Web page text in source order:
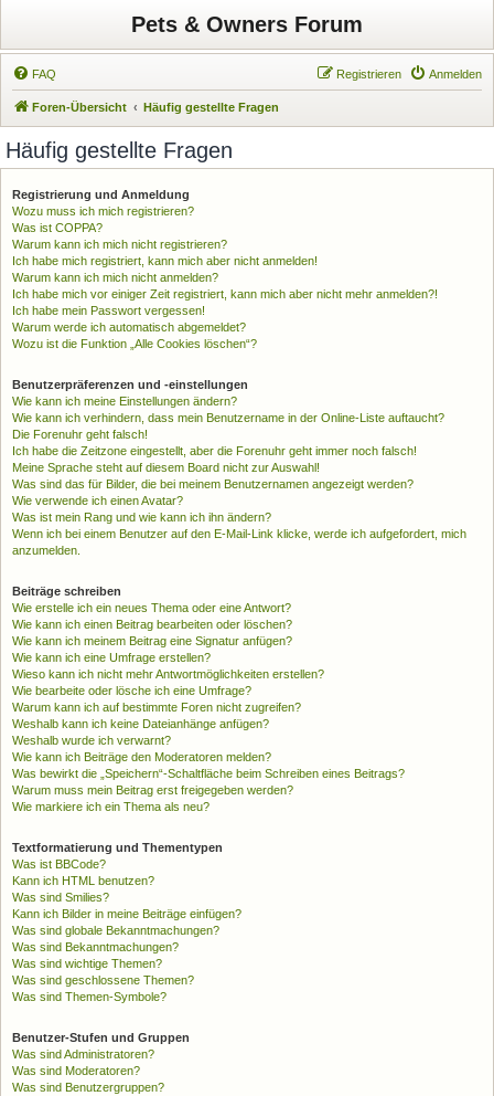
Pets & Owners Forum
FAQ Anmelden
Registrieren
Foren-Übersicht Häufig gestellte Fragen
Häufig gestellte Fragen
Registrierung und Anmeldung
Wozu muss ich mich registrieren?
Was ist COPPA?
Warum kann ich mich nicht registrieren?
Ich habe mich registriert, kann mich aber nicht anmelden!
Warum kann ich mich nicht anmelden?
Ich habe mich vor einiger Zeit registriert, kann mich aber nicht mehr anmelden?!
Ich habe mein Passwort vergessen!
Warum werde ich automatisch abgemeldet?
Wozu ist die Funktion „Alle Cookies löschen“?
Benutzerpräferenzen und -einstellungen
Wie kann ich meine Einstellungen ändern?
Wie kann ich verhindern, dass mein Benutzername in der Online-Liste auftaucht?
Die Forenuhr geht falsch!
Ich habe die Zeitzone eingestellt, aber die Forenuhr geht immer noch falsch!
Meine Sprache steht auf diesem Board nicht zur Auswahl!
Was sind das für Bilder, die bei meinem Benutzernamen angezeigt werden?
Wie verwende ich einen Avatar?
Was ist mein Rang und wie kann ich ihn ändern?
Wenn ich bei einem Benutzer auf den E-Mail-Link klicke, werde ich aufgefordert, mich
anzumelden.
Beiträge schreiben
Wie erstelle ich ein neues Thema oder eine Antwort?
Wie kann ich einen Beitrag bearbeiten oder löschen?
Wie kann ich meinem Beitrag eine Signatur anfügen?
Wie kann ich eine Umfrage erstellen?
Wieso kann ich nicht mehr Antwortmöglichkeiten erstellen?
Wie bearbeite oder lösche ich eine Umfrage?
Warum kann ich auf bestimmte Foren nicht zugreifen?
Weshalb kann ich keine Dateianhänge anfügen?
Weshalb wurde ich verwarnt?
Wie kann ich Beiträge den Moderatoren melden?
Was bewirkt die „Speichern“-Schaltfläche beim Schreiben eines Beitrags?
Warum muss mein Beitrag erst freigegeben werden?
Wie markiere ich ein Thema als neu?
Textformatierung und Thementypen
Was ist BBCode?
Kann ich HTML benutzen?
Was sind Smilies?
Kann ich Bilder in meine Beiträge einfügen?
Was sind globale Bekanntmachungen?
Was sind Bekanntmachungen?
Was sind wichtige Themen?
Was sind geschlossene Themen?
Was sind Themen-Symbole?
Benutzer-Stufen und Gruppen
Was sind Administratoren?
Was sind Moderatoren?
Was sind Benutzergruppen?